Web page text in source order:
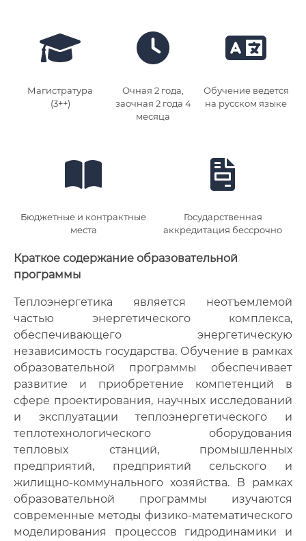
Магистратура
(3++)
Очная 2 года,
заочная 2 года 4
месяца
Обучение ведется
на русском языке
Бюджетные и контрактные
места
Государственная
аккредитация бессрочно
Краткое содержание образовательной
программы
Теплоэнергетика является неотъемлемой
частью энергетического комплекса,
обеспечивающего энергетическую
независимость государства. Обучение в рамках
образовательной программы обеспечивает
развитие и приобретение компетенций в
сфере проектирования, научных исследований
и эксплуатации теплоэнергетического и
теплотехнологического оборудования
тепловых станций, промышленных
предприятий, предприятий сельского и
жилищно-коммунального хозяйства. В рамках
образовательной программы изучаются
современные методы физико-математического
моделирования процессов гидродинамики и